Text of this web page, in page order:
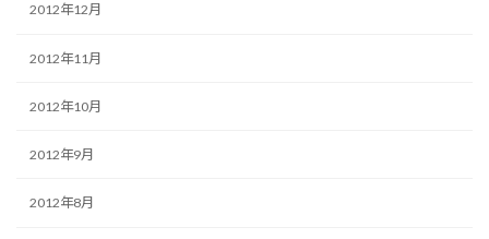
2012年12月
2012年11月
2012年10月
2012年9月
2012年8月